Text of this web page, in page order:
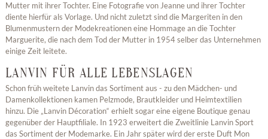
Mutter mit ihrer Tochter. Eine Fotografie von Jeanne und ihrer Tochter
diente hierfür als Vorlage. Und nicht zuletzt sind die Margeriten in den
Blumenmustern der Modekreationen eine Hommage an die Tochter
Marguerite, die nach dem Tod der Mutter in 1954 selber das Unternehmen
einige Zeit leitete.
LANVIN FÜR ALLE LEBENSLAGEN
Schon früh weitete Lanvin das Sortiment aus - zu den Mädchen- und
Damenkollektionen kamen Pelzmode, Brautkleider und Heimtextilien
hinzu. Die „Lanvin Décoration“ erhielt sogar eine eigene Boutique genau
gegenüber der Hauptfiliale. In 1923 erweitert die Zweitlinie Lanvin Sport
das Sortiment der Modemarke. Ein Jahr später wird der erste Duft Mon